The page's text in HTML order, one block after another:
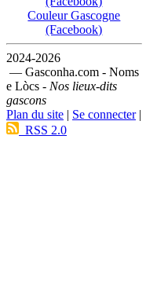
Couleur Gascogne
(Facebook)
2024-2026
— Gasconha.com - Noms
e Lòcs - Nos lieux-dits
gascons
Plan du site | Se connecter|
RSS 2.0